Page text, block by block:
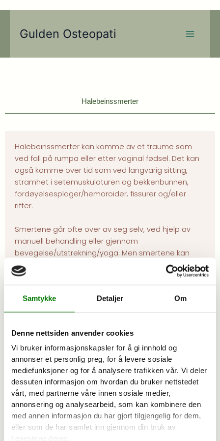
Samtykke Detaljer Om
Denne nettsiden anvender cookies
Vi bruker informasjonskapsler for å gi innhold og
annonser et personlig preg, for å levere sosiale
mediefunksjoner og for å analysere trafikken vår. Vi deler
dessuten informasjon om hvordan du bruker nettstedet
vårt, med partnerne våre innen sosiale medier,
annonsering og analysearbeid, som kan kombinere den
med annen informasjon du har gjort tilgjengelig for dem,
eller som de har samlet inn gjennom din bruk av
tjenestene deres.
innholdet
Gulden Osteopati
Menu
Halebeinssmerter
Halebeinssmerter kan komme av et traume som
ved fall på rumpa eller etter vaginal fødsel. Det kan
også komme over tid som ved langvarig sitting,
stramhet i setemuskulaturen og bekkenbunnen,
fordøyelsesplager/hemoroider, fissurer og/eller
rifter.
Smertene går ofte over av seg selv, ved hjelp av
manuell behandling eller gjennom
bevegelse/utstrekning/yoga. Men smertene kan
også komme av andre underliggende årsaker.
Svulst, slimposebetennelse, infeksjon eller
være årsaken til smertene. Dersom du mistenker
eller er redd for sykdom bør du oppsøke lege for
fall eller en tøff fødsel kan du be om røntgen eller
MR, om legen mener det er nødvendig for videre
behandling.
Dersom det ikke foreligger sykdom eller skade i
området rundt haldebeinet ditt, skyldes smertene
ofte at de omkringliggende strukturene er stramme,
som muskulatur, leddbånd og fordøyelse. Dette
undersøkes enkelt gjennom samtale og manuell